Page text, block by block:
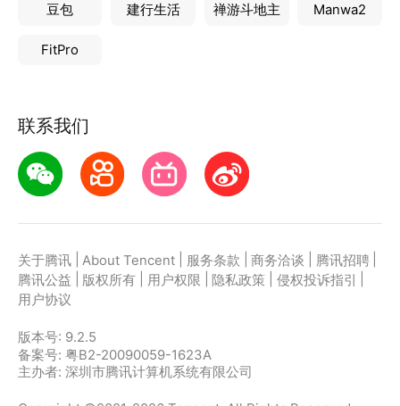
豆包 建行生活 禅游斗地主 Manwa2
FitPro
联系我们
关于腾讯 About Tencent 服务条款 商务洽谈 腾讯招聘
腾讯公益
版权所有 用户权限 隐私政策 侵权投诉指引
用户协议
版本号: 9.2.5
备案号: 粤B2-20090059-1623A
主办者: 深圳市腾讯计算机系统有限公司